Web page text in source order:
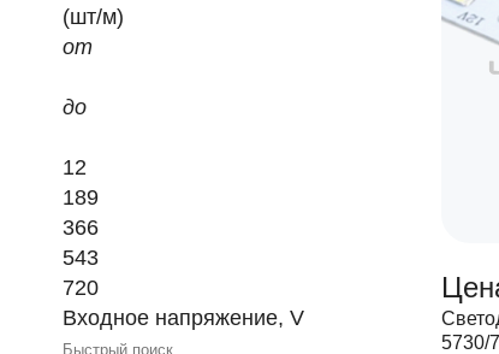
(шт/м)
от
до
12
189
366
543
720
Входное напряжение, V
5730/